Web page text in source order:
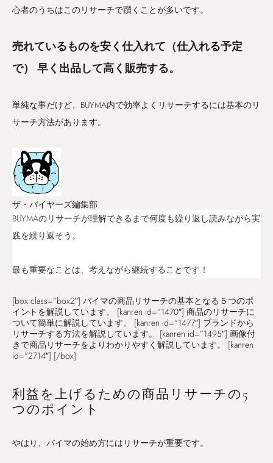
心者のうちはこのリサーチで躓くことが多いです。
売れているものを安く仕入れて（仕入れる予定
で） 早く出品して高く販売する。
単純な事だけど、BUYMA内で効率よくリサーチするには基本のリ
サーチ方法があります。
ザ・バイヤーズ編集部
BUYMAのリサーチが理解できるまで何度も繰り返し読みながら実
践を繰り返そう。
最も重要なことは、考えながら継続することです！
[box class=”box2″] バイマの商品リサーチの基本となる５つのポ
イントを解説しています。 [kanren id=”1470″] 商品のリサーチに
ついて簡単に解説しています。 [kanren id=”1477″] ブランドから
リサーチする方法を解説しています。 [kanren id=”1495″] 画像付
きで商品リサーチをよりわかりやすく解説しています。 [kanren
id=”2714″] [/box]
利益を上げるための商品リサーチの5
つのポイント
やはり、バイマの始め方にはリサーチが重要です。